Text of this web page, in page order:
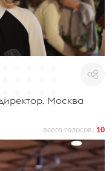
Москва
всего голосов: 10